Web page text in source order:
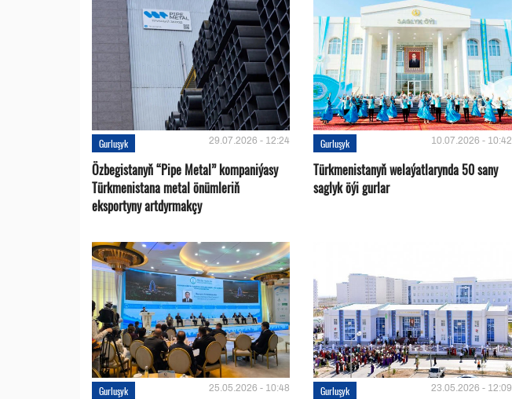
Gurluşyk 29.07.2026 - 12:24
Özbegistanyň “Pipe Metal” kompaniýasy
Türkmenistana metal önümleriň
eksportyny artdyrmakçy
Gurluşyk 10.07.2026 - 10:42
Türkmenistanyň welaýatlarynda 50 sany
saglyk öýi gurlar
Gurluşyk 25.05.2026 - 10:48 Gurluşyk 23.05.2026 - 12:09